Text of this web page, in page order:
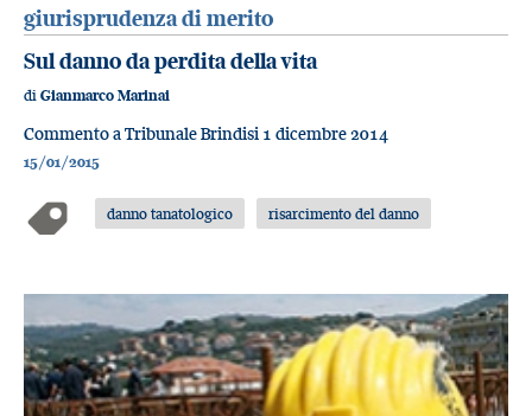
giurisprudenza di merito
Sul danno da perdita della vita
di Gianmarco Marinai
Commento a Tribunale Brindisi 1 dicembre 2014
15/01/2015
danno tanatologico risarcimento del danno